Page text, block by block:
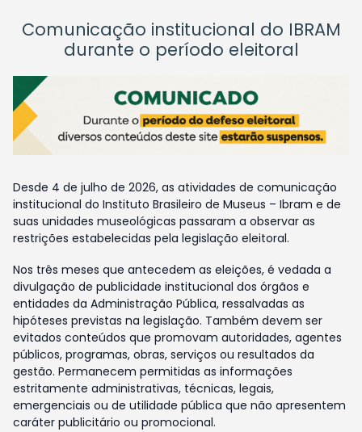
Comunicação institucional do IBRAM
durante o período eleitoral
Desde 4 de julho de 2026, as atividades de comunicação
institucional do Instituto Brasileiro de Museus – Ibram e de
suas unidades museológicas passaram a observar as
restrições estabelecidas pela legislação eleitoral.
Nos três meses que antecedem as eleições, é vedada a
divulgação de publicidade institucional dos órgãos e
entidades da Administração Pública, ressalvadas as
hipóteses previstas na legislação. Também devem ser
evitados conteúdos que promovam autoridades, agentes
públicos, programas, obras, serviços ou resultados da
gestão. Permanecem permitidas as informações
estritamente administrativas, técnicas, legais,
emergenciais ou de utilidade pública que não apresentem
caráter publicitário ou promocional.